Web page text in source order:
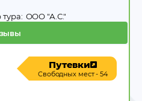
ООО "А.С."
Путевки
Свободных мест - 54